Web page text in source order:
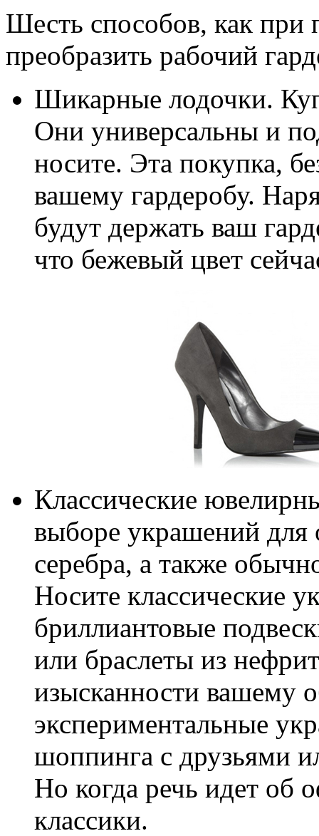
Шесть способов, как при
преобразить рабочий
Шикарные лодочки.
Они универсальны и
носите. Эта покупка,
вашему гардеробу.
будут держать ваш
что бежевый цвет
Классические
выборе украшений для
серебра, а также
Носите классические
бриллиантовые
или браслеты из
изысканности вашему
экспериментальные
шоппинга с друзьями
Но когда речь идет об
классики.